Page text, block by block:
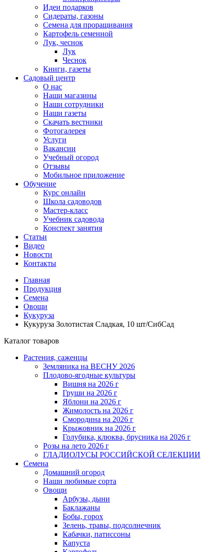
Идеи подарков
Сидераты, газоны
Семена для проращивания
Картофель семенной
Лук, чеснок
Лук
Чеснок
Книги, газеты
Садовый центр
О нас
Наши магазины
Наши сотрудники
Наши газеты
Скачать вестники
Фотогалерея
Услуги
Вакансии
Учебный огород
Отзывы
Мобильное приложение
Обучение
Курс онлайн
Школа садоводов
Мастер-класс
Учебник садовода
Конспект занятия
Статьи
Видео
Новости
Контакты
Главная
Продукция
Семена
Овощи
Кукуруза
Кукуруза Золотистая Сладкая, 10 шт/СибСад
Каталог товаров
Растения, саженцы
Земляника на ВЕСНУ 2026
Плодово-ягодные культуры
Вишня на 2026 г
Груши на 2026 г
Яблони на 2026 г
Жимолость на 2026 г
Смородина на 2026 г
Крыжовник на 2026 г
Голубика, клюква, брусника на 2026 г
Розы на лето 2026 г
ГЛАДИОЛУСЫ РОССИЙСКОЙ СЕЛЕКЦИИ
Семена
Домашний огород
Наши любимые сорта
Овощи
Арбузы, дыни
Баклажаны
Бобы, горох
Зелень, травы, подсолнечник
Кабачки, патиссоны
Капуста